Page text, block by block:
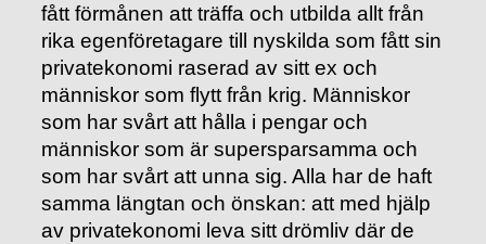
fått förmånen att träffa och utbilda allt från
rika egenföretagare till nyskilda som fått sin
privatekonomi raserad av sitt ex och
människor som flytt från krig. Människor
som har svårt att hålla i pengar och
människor som är supersparsamma och
som har svårt att unna sig. Alla har de haft
samma längtan och önskan: att med hjälp
av privatekonomi leva sitt drömliv där de